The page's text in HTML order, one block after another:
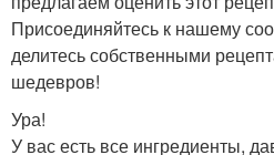
Присоединяйтесь к нашему
делитесь собственными
шедевров!
Ура!
У вас есть все ингредиенты,